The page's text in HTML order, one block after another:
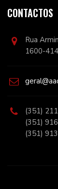
CONTACTOS
Rua
1600-
(351)
(351)
(351)